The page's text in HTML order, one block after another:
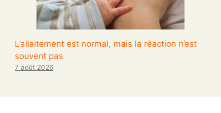
L’allaitement est normal, mais la réaction n’est
souvent pas
7 août 2026